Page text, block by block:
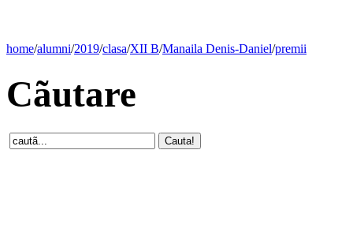
home/alumni/2019/clasa/XII B/Manaila Denis-Daniel/premii
Cãutare